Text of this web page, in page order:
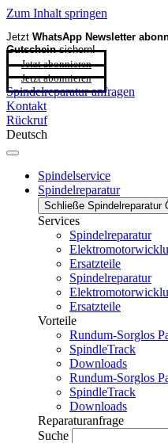
Zum Inhalt springen
Jetzt WhatsApp Newsletter
Gutscheinsichern!
Jetzt abonnieren
Jetzt abonnieren
Spindelreparatur anfragen
Kontakt
Rückruf
Deutsch
Spindelservice
Spindelreparatur
Schließe Spindelreparatur
Services
Spindelreparatur
Ersatzteile
Spindelreparatur
Ersatzteile
Vorteile
Rundum-Sorglos
SpindleTrack
Downloads
Rundum-Sorglos
SpindleTrack
Downloads
Reparaturanfrage
Suche